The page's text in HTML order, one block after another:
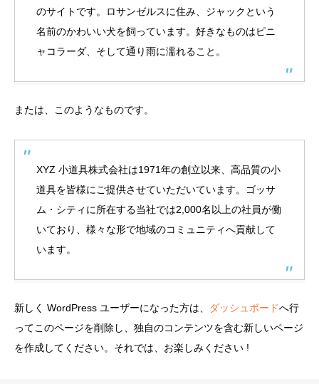
のサイトです。ロサンゼルスに住み、ジャックという
名前のかわいい犬を飼っています。好きなものはピニ
ャコラーダ、そして通り雨に濡れること。
または、このようなものです。
XYZ 小道具株式会社は1971年の創立以来、高品質の小
道具を皆様にご提供させていただいています。ゴッサ
ム・シティに所在する当社では2,000名以上の社員が働
いており、様々な形で地域のコミュニティへ貢献して
います。
新しく WordPress ユーザーになった方は、 ダッシュボードへ行
ってこのページを削除し、独自のコンテンツを含む新しいページ
を作成してください。それでは、お楽しみください !